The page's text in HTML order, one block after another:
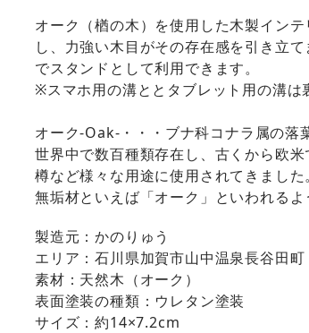
オーク（楢の木）を使用した木製イン
し、力強い木目がその存在感を引き立
でスタンドとして利用できます。
※スマホ用の溝ととタブレット用の溝は
オーク-Oak-・・・ブナ科コナラ属の落
世界中で数百種類存在し、古くから欧
樽など様々な用途に使用されてきまし
無垢材といえば「オーク」といわれるよ
製造元：かのりゅう
エリア：石川県加賀市山中温泉長谷田町
素材：天然木（オーク）
表面塗装の種類：ウレタン塗装
サイズ：約14×7.2cm